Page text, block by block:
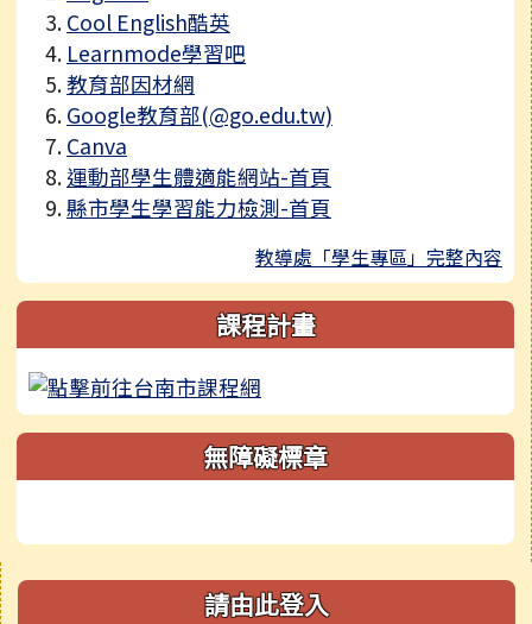
Cool English酷英
Learnmode學習吧
教育部因材網
Google教育部(@go.edu.tw)
Canva
運動部學生體適能網站-首頁
縣市學生學習能力檢測-首頁
教導處「學生專區」完整內容
課程計畫
無障礙標章
右邊區域內容 請由此登入